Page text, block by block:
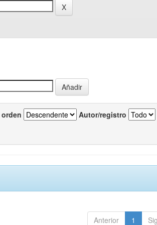
orden Autor/registro
Anterior 1